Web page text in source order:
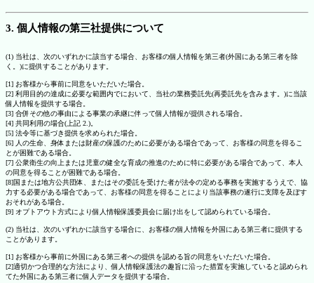
3. 個人情報の第三社提供について
(1) 当社は、次のいずれかに該当する場合、お客様の個人情報を第三者(外国にある第三者を除
く。)に提供することがあります。
[1] お客様から事前に同意をいただいた場合。
[2] 利用目的の達成に必要な範囲内でにおいて、当社の業務委託先(再委託先を含みます。)に当該
個人情報を提供する場合。
[3] 合併その他の事由による事業の承継に伴って個人情報が提供される場合。
[4] 共同利用の場合(上記 2.)。
[5] 法令等に基づき提供を求められた場合。
[6] 人の生命、身体または財産の保護のために必要がある場合であって、お客様の同意を得るこ
とが困難である場合。
[7] 公衆衛生の向上または児童の健全な育成の推進のために特に必要がある場合であって、本人
の同意を得ることが困難である場合。
[8]国または地方公共団体、またはその委託を受けた者が法令の定める事務を実施するうえで、協
力する必要がある場合であって、お客様の同意を得ることにより当該事務の遂行に支障を及ぼす
おそれがある場合。
[9] オプトアウト方式により個人情報保護委員会に届け出をして認められている場合。
(2) 当社は、次のいずれかに該当する場合に、お客様の個人情報を外国にある第三者に提供する
ことがあります。
[1] お客様から事前に外国にある第三者への提供を認める旨の同意をいただいた場合。
[2]適切かつ合理的な方法により、個人情報保護法の趣旨に沿った措置を実施していると認められ
てた外国にある第三者に個人データを提供する場合。